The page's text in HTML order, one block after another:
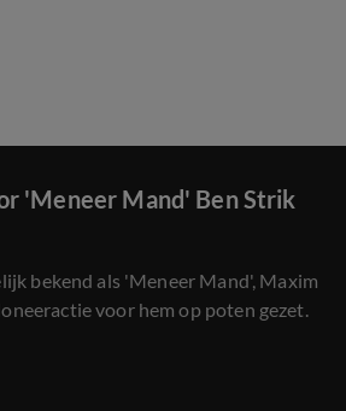
'Meneer Mand' Ben Strik
bekend als 'Meneer Mand', Maxim
voor hem op poten gezet.